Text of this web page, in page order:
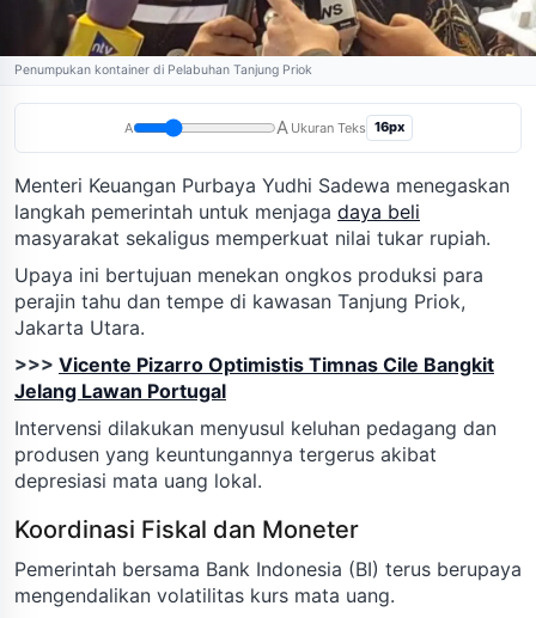
Penumpukan kontainer di Pelabuhan Tanjung Priok
A A Ukuran Teks 16px
Menteri Keuangan Purbaya Yudhi Sadewa menegaskan
langkah pemerintah untuk menjaga daya beli
masyarakat sekaligus memperkuat nilai tukar rupiah.
Upaya ini bertujuan menekan ongkos produksi para
perajin tahu dan tempe di kawasan Tanjung Priok,
Jakarta Utara.
>>> Vicente Pizarro Optimistis Timnas Cile Bangkit
Jelang Lawan Portugal
Intervensi dilakukan menyusul keluhan pedagang dan
produsen yang keuntungannya tergerus akibat
depresiasi mata uang lokal.
Koordinasi Fiskal dan Moneter
Pemerintah bersama Bank Indonesia (BI) terus berupaya
mengendalikan volatilitas kurs mata uang.